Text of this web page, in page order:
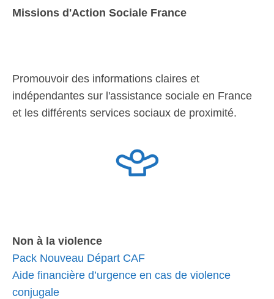
Missions d'Action Sociale France
Promouvoir des informations claires et
indépendantes sur l'assistance sociale en France
et les différents services sociaux de proximité.
Non à la violence
Pack Nouveau Départ CAF
Aide financière d’urgence en cas de violence
conjugale